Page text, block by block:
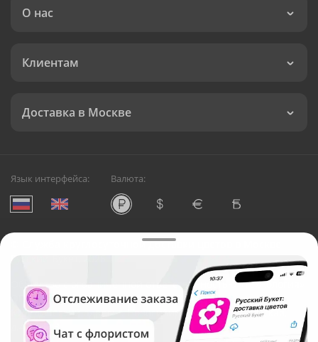
О нас
Клиентам
Доставка в Москве
Язык интерфейса: Валюта:
Служба круглосуточной доставки цветов в Москве
Русский Букет, 2026
Общество с ограниченной ответственностью «Технология»
ОГРН: 1195476081745, ИНН: 5410081997
Юридический адрес: г. Новосибирск, ул. Ипподромская,
д.42, оф. 3